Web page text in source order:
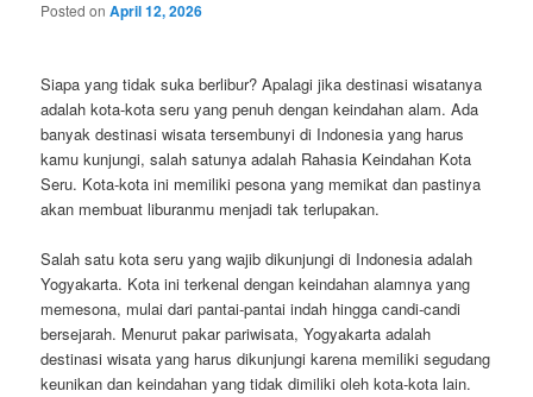
Posted onApril 12, 2026
Siapa yang tidak suka berlibur? Apalagi jika destinasi wisatanya
adalah kota-kota seru yang penuh dengan keindahan alam. Ada
banyak destinasi wisata tersembunyi di Indonesia yang harus
kamu kunjungi, salah satunya adalah Rahasia Keindahan Kota
Seru. Kota-kota ini memiliki pesona yang memikat dan pastinya
akan membuat liburanmu menjadi tak terlupakan.
Salah satu kota seru yang wajib dikunjungi di Indonesia adalah
Yogyakarta. Kota ini terkenal dengan keindahan alamnya yang
memesona, mulai dari pantai-pantai indah hingga candi-candi
bersejarah. Menurut pakar pariwisata, Yogyakarta adalah
destinasi wisata yang harus dikunjungi karena memiliki segudang
keunikan dan keindahan yang tidak dimiliki oleh kota-kota lain.